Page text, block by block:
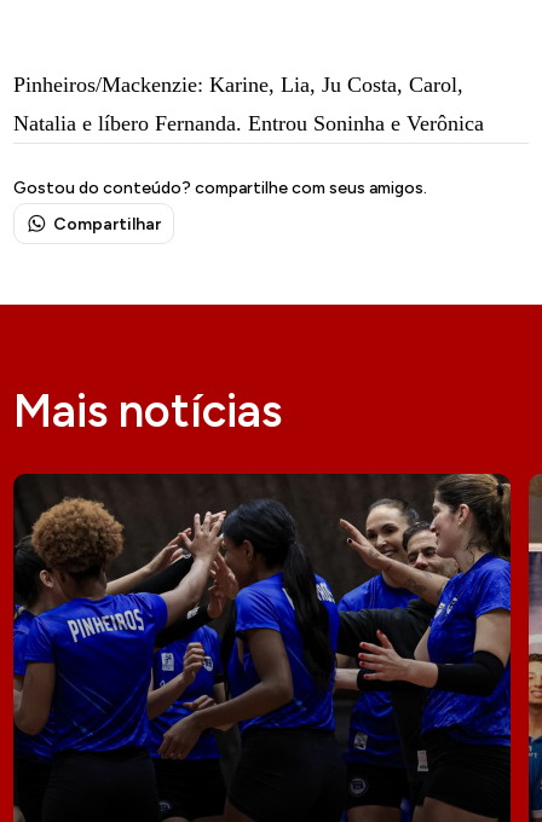
Pinheiros/Mackenzie: Karine, Lia, Ju Costa, Carol,
Natalia e líbero Fernanda. Entrou Soninha e Verônica
Gostou do conteúdo? compartilhe com seus amigos.
Compartilhar
Mais notícias